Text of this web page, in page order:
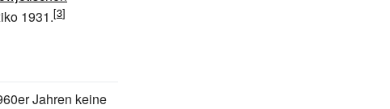
1931.
Jahren keine